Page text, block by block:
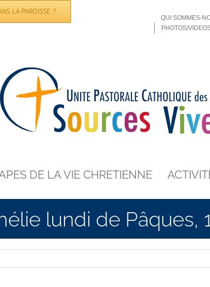
LA PAROISSE ?
QUI SOMMES-
PHOTOS/
DE LA VIE CHRETIENNE
lundi de Pâques,